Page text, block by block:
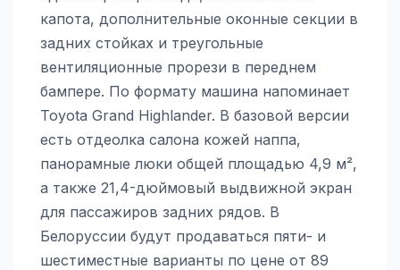
капота, дополнительные оконные секции в
задних стойках и треугольные
вентиляционные прорези в переднем
бампере. По формату машина напоминает
Toyota Grand Highlander. В базовой версии
есть отдеолка салона кожей наппа,
панорамные люки общей площадью 4,9 м²,
а также 21,4-дюймовый выдвижной экран
для пассажиров задних рядов. В
Белоруссии будут продаваться пяти- и
шестиместные варианты по цене от 89